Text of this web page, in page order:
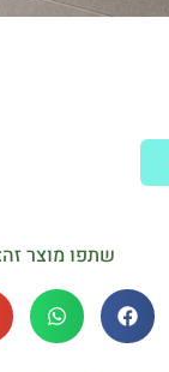
שתפו מוצר זה: